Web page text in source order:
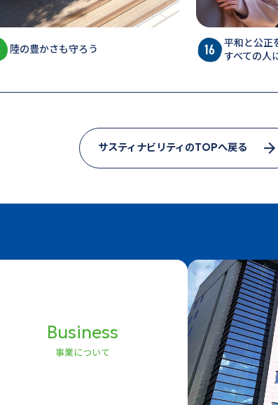
陸の豊かさも守ろう
平和と公正
すべての人
サスティナビリティのTOPへ戻る arrow_forward
Business
事業について